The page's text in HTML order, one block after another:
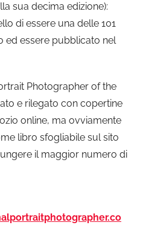
sua decima edizione):
di essere una delle 101
ed essere pubblicato nel
Photographer of the
e rilegato con copertine
online, ma ovviamente
libro sfogliabile sul sito
il maggior numero di